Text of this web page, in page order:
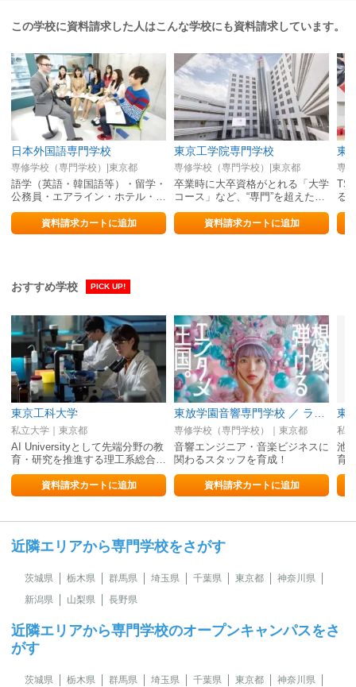
この学校に資料請求した人はこんな学校にも資料請求しています。
日本外国語専門学校
専修学校（専門学校）|東京都
語学（英語・韓国語等）・留学・
公務員・エアライン・ホテル・観
光・大学編入・スポーツ留学…の
総合学園！資料請求カートに追加
東京工学院専門学校
専修学校（専門学校）|東京都
卒業時に大卒資格がとれる「大学
コース」など、“専門”を超えた学
びがここに
資料請求カートに追加
専
る
おすすめ学校 PICK UP!
東京工科大学
私立大学｜東京都
AI Universityとして先端分野の教
育・研究を推進する理工系総合…
資料請求カートに追加
専修学校（専門学校）｜東京都
音響エンジニア・音楽ビジネスに
関わるスタッフを育成！
資料請求カートに追加
東
私
池
育
近隣エリアから専門学校をさがす
茨城県 栃木県 群馬県 埼玉県 千葉県 東京都
神奈川県
新潟県
山梨県 長野県
近隣エリアから専門学校のオープンキャンパスをさ
がす
茨城県 栃木県 群馬県 埼玉県 千葉県 東京都
神奈川県